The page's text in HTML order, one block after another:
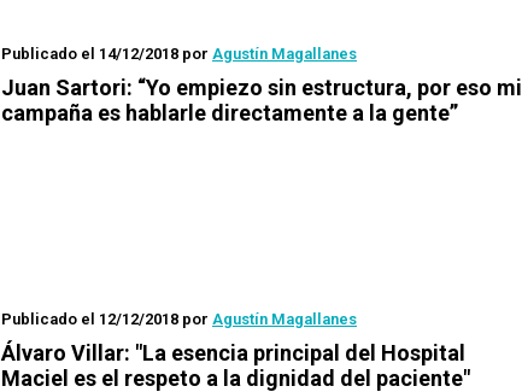
Publicado el 14/12/2018 por Agustín Magallanes
Juan Sartori: “Yo empiezo sin estructura, por eso mi
campaña es hablarle directamente a la gente”
Publicado el 12/12/2018 por Agustín Magallanes
Álvaro Villar: "La esencia principal del Hospital
Maciel es el respeto a la dignidad del paciente"